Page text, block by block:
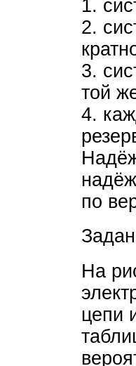
1.
2.
3.
той
4.
по
На
цепи